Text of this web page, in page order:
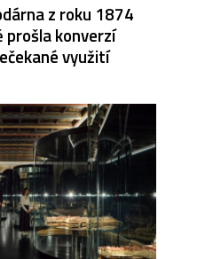
z roku 1874
prošla konverzí
využití